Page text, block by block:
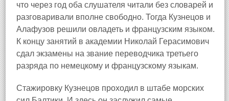
что через год оба слушателя читали без словарей и
разговаривали вполне свободно. Тогда Кузнецов и
Алафузов решили овладеть и французским языком.
К концу занятий в академии Николай Герасимович
сдал экзамены на звание переводчика третьего
разряда по немецкому и французскому языкам.
Стажировку Кузнецов проходил в штабе морских